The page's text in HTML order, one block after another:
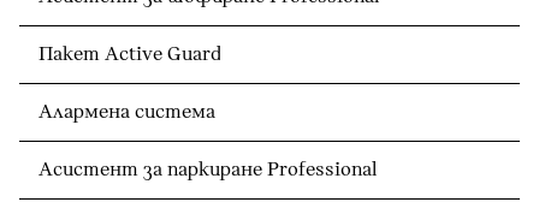
Пакет Active Guard
Алармена система
Асистент за паркиране Professional